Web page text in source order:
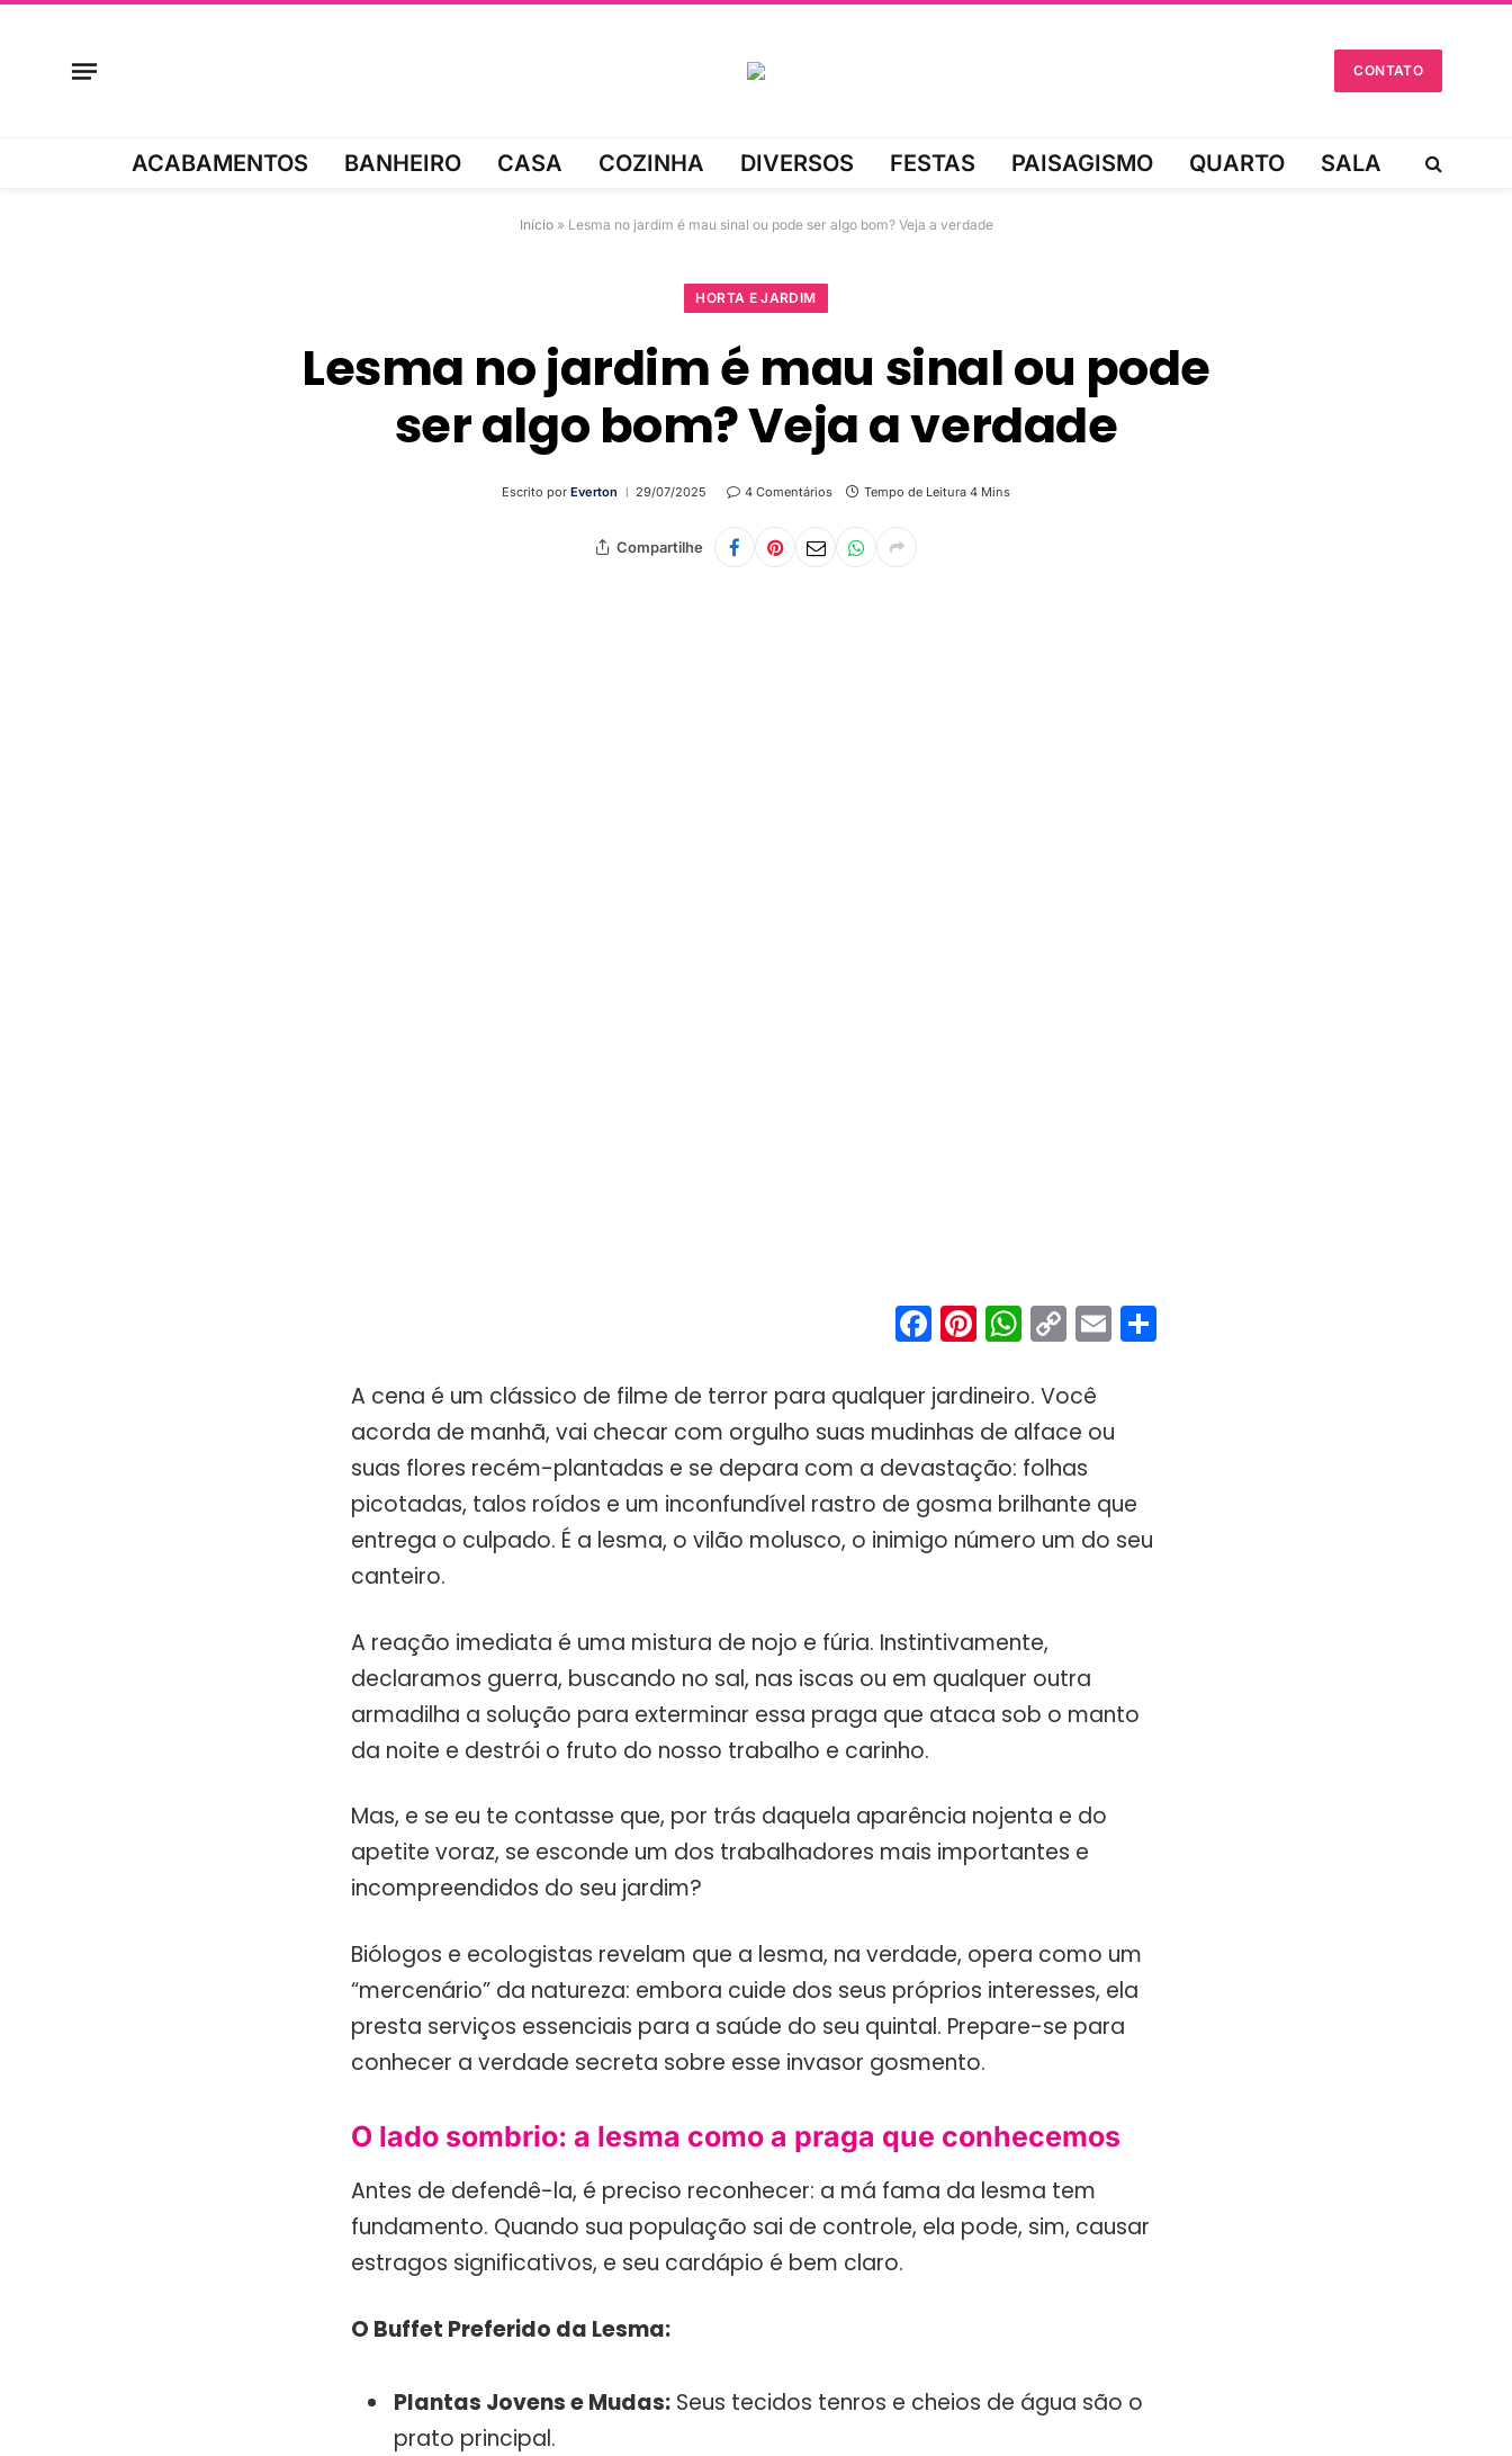
CONTATO
ACABAMENTOS BANHEIRO CASA COZINHA DIVERSOS FESTAS PAISAGISMO QUARTO SALA
Início» Lesma no jardim é mau sinal ou pode ser algo bom? Veja a verdade
HORTA E JARDIM
Lesma no jardim é mau sinal ou pode
ser algo bom? Veja a verdade
Escrito por Everton 29/07/2025 4 Comentários Tempo de Leitura 4 Mins
Compartilhe
Facebook
Pinterest
WhatsApp
Copy
Link
Email
A cena é um clássico de filme de terror para qualquer jardineiro. Você
acorda de manhã, vai checar com orgulho suas mudinhas de alface ou
suas flores recém-plantadas e se depara com a devastação: folhas
picotadas, talos roídos e um inconfundível rastro de gosma brilhante que
entrega o culpado. É a lesma, o vilão molusco, o inimigo número um do seu
canteiro.
A reação imediata é uma mistura de nojo e fúria. Instintivamente,
declaramos guerra, buscando no sal, nas iscas ou em qualquer outra
armadilha a solução para exterminar essa praga que ataca sob o manto
da noite e destrói o fruto do nosso trabalho e carinho.
Mas, e se eu te contasse que, por trás daquela aparência nojenta e do
apetite voraz, se esconde um dos trabalhadores mais importantes e
incompreendidos do seu jardim?
Biólogos e ecologistas revelam que a lesma, na verdade, opera como um
“mercenário” da natureza: embora cuide dos seus próprios interesses, ela
presta serviços essenciais para a saúde do seu quintal. Prepare-se para
conhecer a verdade secreta sobre esse invasor gosmento.
O lado sombrio: a lesma como a praga que conhecemos
Antes de defendê-la, é preciso reconhecer: a má fama da lesma tem
fundamento. Quando sua população sai de controle, ela pode, sim, causar
estragos significativos, e seu cardápio é bem claro.
O Buffet Preferido da Lesma:
Plantas Jovens e Mudas: Seus tecidos tenros e cheios de água são o
prato principal.